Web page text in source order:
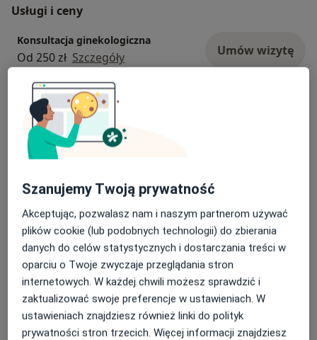
Usługi i ceny
Konsultacja ginekologiczna
Od 250 zł Szczegóły Umów wizytę
Konsultacja ginekologiczna dzieci
300 zł Szczegóły
Antykoncepcja
Badania ginekologiczne
100 zł Szczegóły
Ginekologia dziecięca
Od 300 zł Szczegóły
+ 8 usług
Szanujemy Twoją prywatność
Akceptując, pozwalasz nam i naszym partnerom używać
plików cookie (lub podobnych technologii) do zbierania
danych do celów statystycznych i dostarczania treści w
oparciu o Twoje zwyczaje przeglądania stron
internetowych. W każdej chwili możesz sprawdzić i
zaktualizować swoje preferencje w ustawieniach. W
ustawieniach znajdziesz również linki do polityk
prywatności stron trzecich. Więcej informacji znajdziesz